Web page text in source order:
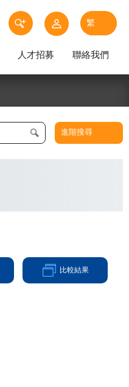
人才招募 聯絡我們
進階搜尋
比較結果